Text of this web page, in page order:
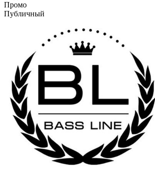
Промо
Публичный